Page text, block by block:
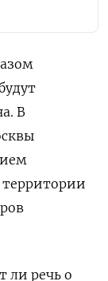
В
ли речь о